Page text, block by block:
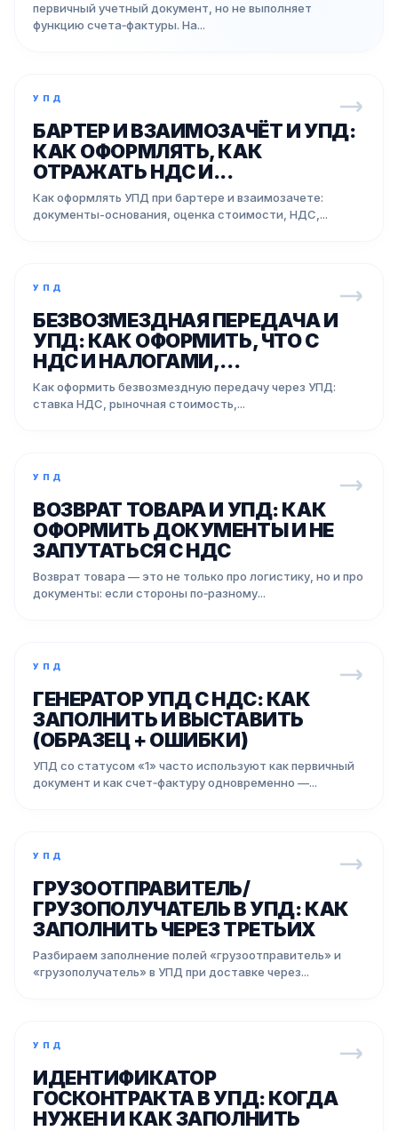
первичный учетный документ, но не выполняет
функцию счета‑фактуры. На...
УПД
БАРТЕР И ВЗАИМОЗАЧЁТ И УПД:
КАК ОФОРМЛЯТЬ, КАК
ОТРАЖАТЬ НДС И...
Как оформлять УПД при бартере и взаимозачете:
документы-основания, оценка стоимости, НДС,...
УПД
БЕЗВОЗМЕЗДНАЯ ПЕРЕДАЧА И
УПД: КАК ОФОРМИТЬ, ЧТО С
НДС И НАЛОГАМИ,...
Как оформить безвозмездную передачу через УПД:
ставка НДС, рыночная стоимость,...
УПД
ВОЗВРАТ ТОВАРА И УПД: КАК
ОФОРМИТЬ ДОКУМЕНТЫ И НЕ
ЗАПУТАТЬСЯ С НДС
Возврат товара — это не только про логистику, но и про
документы: если стороны по‑разному...
УПД
ГЕНЕРАТОР УПД С НДС: КАК
ЗАПОЛНИТЬ И ВЫСТАВИТЬ
(ОБРАЗЕЦ + ОШИБКИ)
УПД со статусом «1» часто используют как первичный
документ и как счет‑фактуру одновременно —...
УПД
ГРУЗООТПРАВИТЕЛЬ/
ГРУЗОПОЛУЧАТЕЛЬ В УПД: КАК
ЗАПОЛНИТЬ ЧЕРЕЗ ТРЕТЬИХ
Разбираем заполнение полей «грузоотправитель» и
«грузополучатель» в УПД при доставке через...
УПД
ИДЕНТИФИКАТОР
ГОСКОНТРАКТА В УПД: КОГДА
НУЖЕН И КАК ЗАПОЛНИТЬ